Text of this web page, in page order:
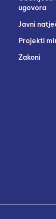
ugovora
Javni
Projekti
Zakoni